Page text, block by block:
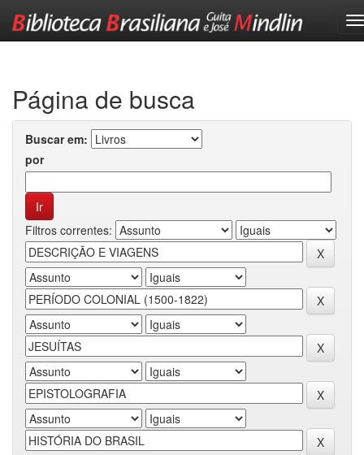
Página de busca
Buscar em:
por
Filtros correntes: